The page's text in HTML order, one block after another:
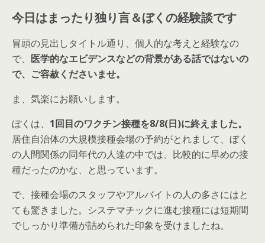
今日はまったり独り言＆ぼくの経験談です
冒頭の見出しタイトル通り、個人的な考えと経験なの
で、 医学的なエビデンスなどの背景がある話ではないの
で、ご容赦くださいませ。
ま、気楽にお願いします。
ぼくは、 1回目のワクチン接種を8/8(日)に終えました。
居住自治体の大規模接種会場の予約がとれまして、ぼく
の人間関係の同年代の人達の中では、比較的に早めの接
種だったのかな、と思っています。
で、接種会場のスタッフやアルバイトの人の多さにはと
ても驚きました。システマチックに進む接種には短期間
でしっかり準備が詰められた印象を受けましたね。